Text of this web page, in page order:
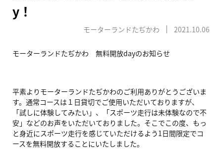
y！
モーターランドたぢかわ 2021.10.06
モーターランドたぢかわ 無料開放dayのお知らせ
平素よりモーターランドたぢかわのご利用ありがとうございま
す。通常コースは１日貸切でご使用いただいておりますが、
「試しに体験してみたい」、「スポーツ走行は未体験なので不
安」などのお声をいただいておりました。そこでこの度、もっ
と身近にスポーツ走行を感じていただけるよう1日間限定でコ
ースを無料開放することにいたしました。